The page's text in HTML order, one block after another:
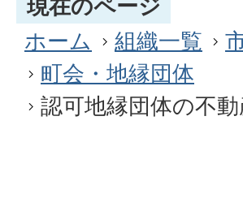
現在のページ
ホーム
組織一覧
町会・地縁団体
認可地縁団体の不